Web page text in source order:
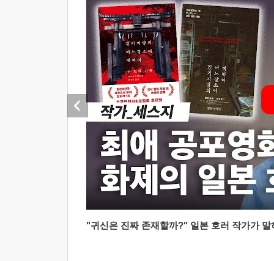
"귀신은 진짜 존재할까?" 일본 호러 작가가